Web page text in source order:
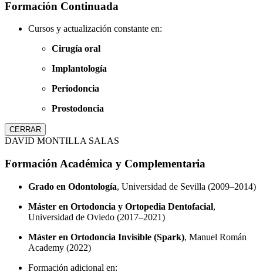
Formación Continuada
Cursos y actualización constante en:
Cirugía oral
Implantología
Periodoncia
Prostodoncia
CERRAR
DAVID MONTILLA SALAS
Formación Académica y Complementaria
Grado en Odontología, Universidad de Sevilla (2009–2014)
Máster en Ortodoncia y Ortopedia Dentofacial,
Universidad de Oviedo (2017–2021)
Máster en Ortodoncia Invisible (Spark), Manuel Román
Academy (2022)
Formación adicional en: